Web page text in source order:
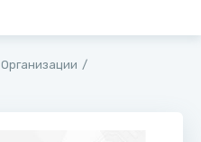
Организации